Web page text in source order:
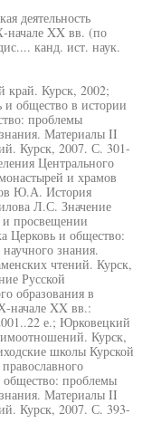
деятельность
начале XX вв. (по
канд. ист. наук.
Курск, 2002;
и общество в истории
проблемы
Материалы II
Курск, 2007. С. 301-
Центрального
и храмов
Ю.А. История
Л.С. Значение
и просвещении
Церковь и общество:
знания.
чтений. Курск,
Русской
образования в
начале XX вв.:
е.; Юрковецкий
Курск,
школы Курской
общество: проблемы
Материалы II
Курск, 2007. С. 393-